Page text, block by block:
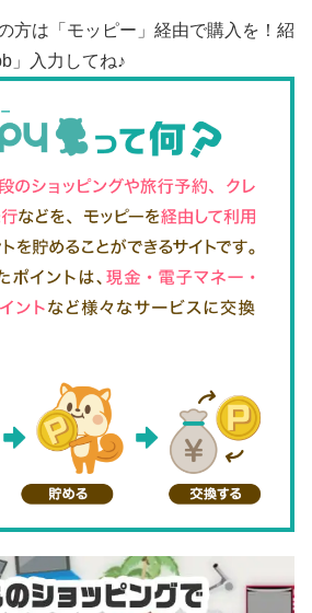
方は「モッピー」経由で購入を！紹
」入力してね♪